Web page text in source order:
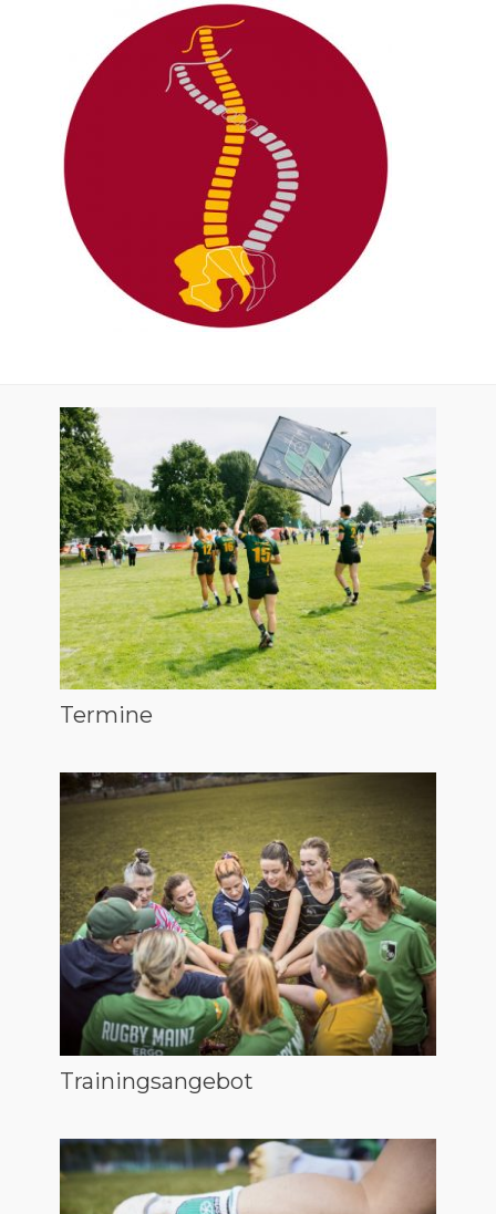
Termine
Trainingsangebot